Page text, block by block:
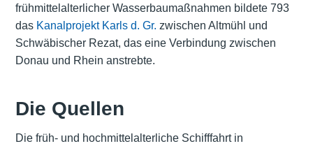
frühmittelalterlicher Wasserbaumaßnahmen bildete 793
das Kanalprojekt Karls d. Gr. zwischen Altmühl und
Schwäbischer Rezat, das eine Verbindung zwischen
Donau und Rhein anstrebte.
Die Quellen
Die früh- und hochmittelalterliche Schifffahrt in